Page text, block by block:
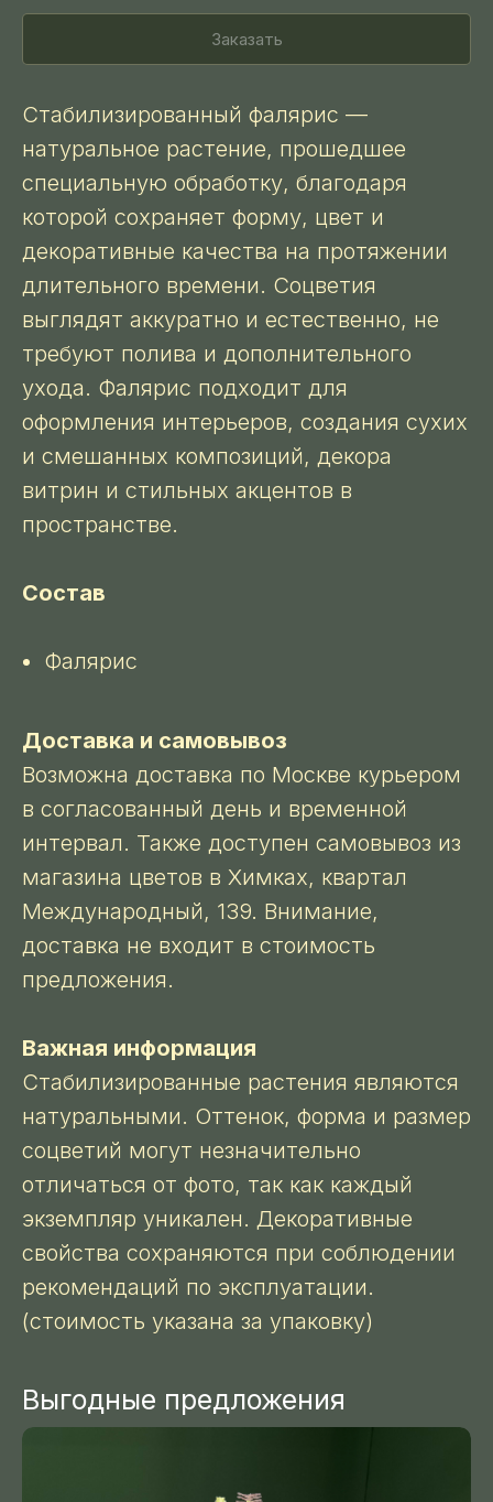
Заказать
Стабилизированный фалярис —
натуральное растение, прошедшее
специальную обработку, благодаря
которой сохраняет форму, цвет и
декоративные качества на протяжении
длительного времени. Соцветия
выглядят аккуратно и естественно, не
требуют полива и дополнительного
ухода. Фалярис подходит для
оформления интерьеров, создания сухих
и смешанных композиций, декора
витрин и стильных акцентов в
пространстве.
Состав
Фалярис
Доставка и самовывоз
Возможна доставка по Москве курьером
в согласованный день и временной
интервал. Также доступен самовывоз из
магазина цветов в Химках, квартал
Международный, 139. Внимание,
доставка не входит в стоимость
предложения.
Важная информация
Стабилизированные растения являются
натуральными. Оттенок, форма и размер
соцветий могут незначительно
отличаться от фото, так как каждый
экземпляр уникален. Декоративные
свойства сохраняются при соблюдении
рекомендаций по эксплуатации.
(стоимость указана за упаковку)
Выгодные предложения